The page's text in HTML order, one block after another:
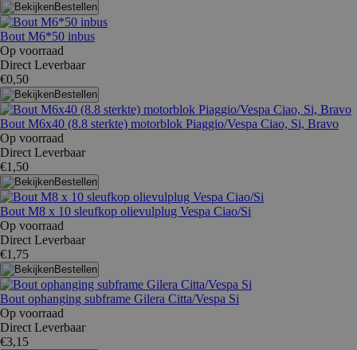
Bestellen
Bout M6*50 inbus
Op voorraad
Direct Leverbaar
€0,50
Bestellen
Bout M6x40 (8.8 sterkte) motorblok Piaggio/Vespa Ciao, Si, Bravo
Op voorraad
Direct Leverbaar
€1,50
Bestellen
Bout M8 x 10 sleufkop olievulplug Vespa Ciao/Si
Op voorraad
Direct Leverbaar
€1,75
Bestellen
Bout ophanging subframe Gilera Citta/Vespa Si
Op voorraad
Direct Leverbaar
€3,15